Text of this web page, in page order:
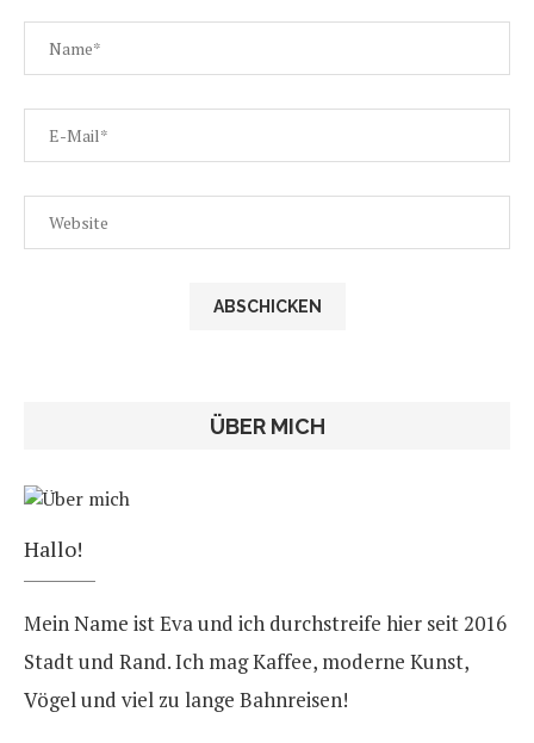
ÜBER MICH
Hallo!
Mein Name ist Eva und ich durchstreife hier seit 2016
Stadt und Rand. Ich mag Kaffee, moderne Kunst,
Vögel und viel zu lange Bahnreisen!